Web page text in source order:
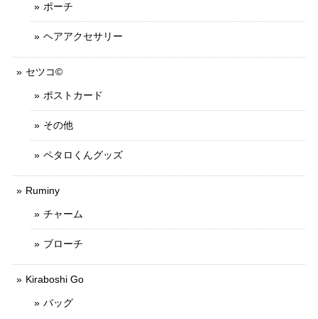
ポーチ
ヘアアクセサリー
セツコ©
ポストカード
その他
ペタロくんグッズ
Ruminy
チャーム
ブローチ
Kiraboshi Go
バッグ